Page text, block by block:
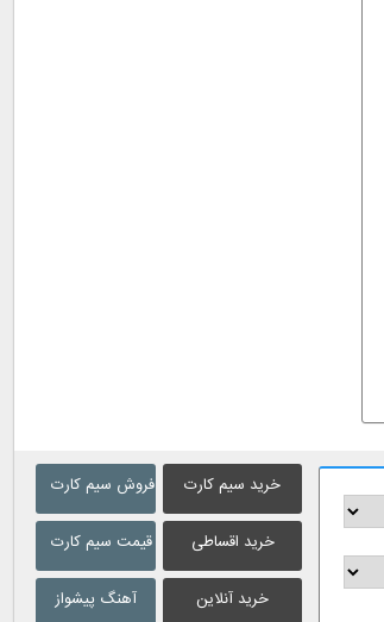
فروش سیم کارت
قیمت سیم کارت
آهنگ پیشواز
خرید سیم کارت
خرید اقساطی
خرید آنلاین